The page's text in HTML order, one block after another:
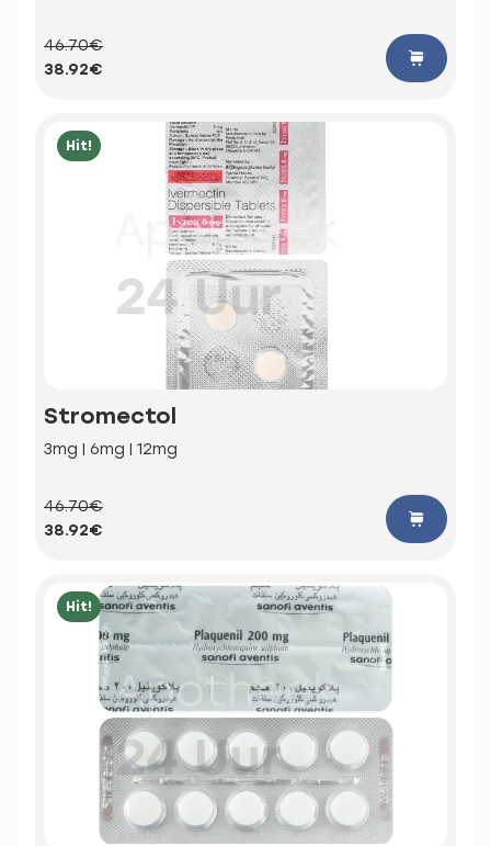
46.70€
38.92€
Hit!
Stromectol
3mg | 6mg | 12mg
46.70€
38.92€
Hit!